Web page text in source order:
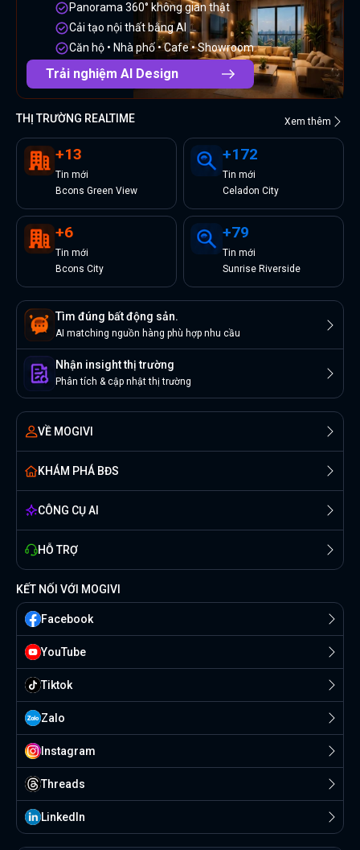
Panorama 360° không gian thật
Cải tạo nội thất bằng AI
Căn hộ • Nhà phố • Cafe • Showroom
Trải nghiệm AI Design
THỊ TRƯỜNG REALTIME Xem thêm
+13
Tin mới
Bcons Green View
+172
Tin mới
Celadon City
+6
Tin mới
Bcons City
+79
Tin mới
Sunrise Riverside
Tìm đúng bất động sản.
AI matching nguồn hàng phù hợp nhu cầu
Nhận insight thị trường
Phân tích & cập nhật thị trường
VỀ MOGIVI
KHÁM PHÁ BĐS
CÔNG CỤ AI
HỖ TRỢ
KẾT NỐI VỚI MOGIVI
Facebook
YouTube
Tiktok
Zalo
Instagram
Threads
Linkedln